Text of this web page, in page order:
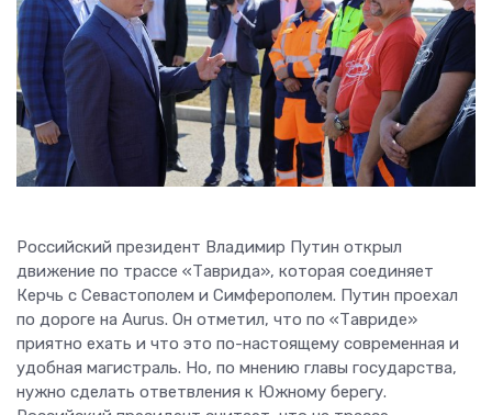
Российский президент Владимир Путин открыл
движение по трассе «Таврида», которая соединяет
Керчь с Севастополем и Симферополем. Путин проехал
по дороге на Aurus. Он отметил, что по «Тавриде»
приятно ехать и что это по-настоящему современная и
удобная магистраль. Но, по мнению главы государства,
нужно сделать ответвления к Южному берегу.